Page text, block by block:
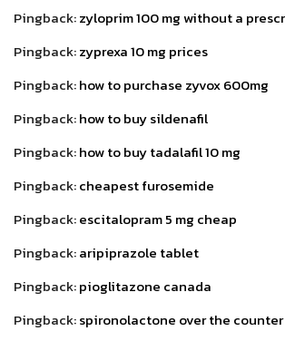
Pingback:zyloprim 100 mg without a
Pingback:zyprexa 10 mg prices
Pingback:how to purchase zyvox 600mg
Pingback:how to buy sildenafil
Pingback:how to buy tadalafil 10 mg
Pingback:cheapest furosemide
Pingback:escitalopram 5 mg cheap
Pingback:aripiprazole tablet
Pingback:pioglitazone canada
Pingback:spironolactone over the counter